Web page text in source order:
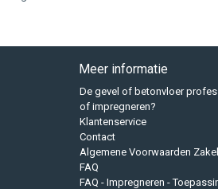
Meer informatie
De gevel of betonvloer
of impregneren?
Klantenservice
Contact
Algemene Voorwaarden
FAQ
FAQ - Impregneren -